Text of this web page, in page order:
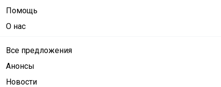
Помощь
О нас
Все предложения
Анонсы
Новости